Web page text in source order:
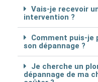
Vais-je recevoir
intervention ?
Comment puis-je
son dépannage ?
Je cherche un
dépannage de ma